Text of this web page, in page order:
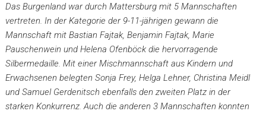
Das Burgenland war durch Mattersburg mit 5 Mannschaften
vertreten. In der Kategorie der 9-11-jährigen gewann die
Mannschaft mit Bastian Fajtak, Benjamin Fajtak, Marie
Pauschenwein und Helena Ofenböck die hervorragende
Silbermedaille. Mit einer Mischmannschaft aus Kindern und
Erwachsenen belegten Sonja Frey, Helga Lehner, Christina Meidl
und Samuel Gerdenitsch ebenfalls den zweiten Platz in der
starken Konkurrenz. Auch die anderen 3 Mannschaften konnten